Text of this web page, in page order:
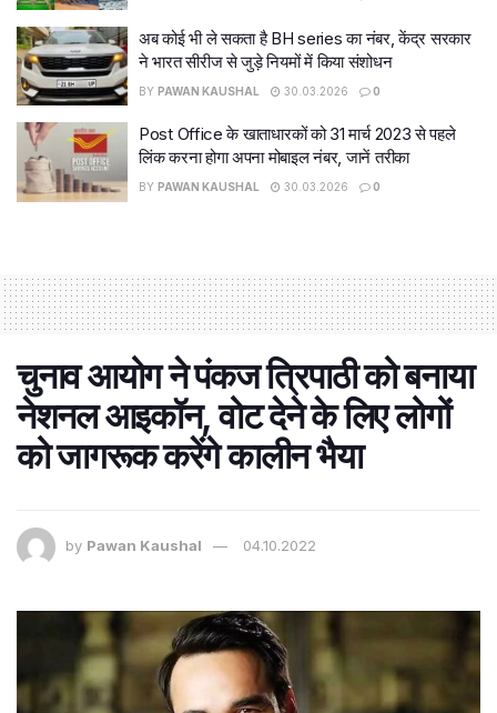
अब कोई भी ले सकता है BH series का नंबर, केंद्र सरकार
ने भारत सीरीज से जुड़े नियमों में किया संशोधन
BY PAWAN KAUSHAL 30.03.2026 0
Post Office के खाताधारकों को 31 मार्च 2023 से पहले
लिंक करना होगा अपना मोबाइल नंबर, जानें तरीका
BY PAWAN KAUSHAL 30.03.2026 0
चुनाव आयोग ने पंकज त्रिपाठी को बनाया
नेशनल आइकॉन, वोट देने के लिए लोगों
को जागरूक करेंगे कालीन भैया
by Pawan Kaushal 04.10.2022